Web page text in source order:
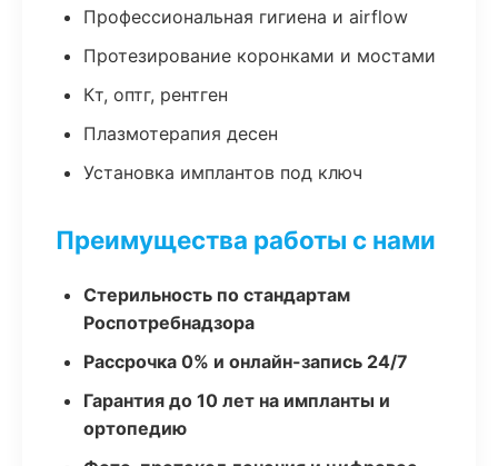
Профессиональная гигиена и airflow
Протезирование коронками и мостами
Кт, оптг, рентген
Плазмотерапия десен
Установка имплантов под ключ
Преимущества работы с нами
Стерильность по стандартам
Роспотребнадзора
Рассрочка 0% и онлайн-запись 24/7
Гарантия до 10 лет на импланты и
ортопедию